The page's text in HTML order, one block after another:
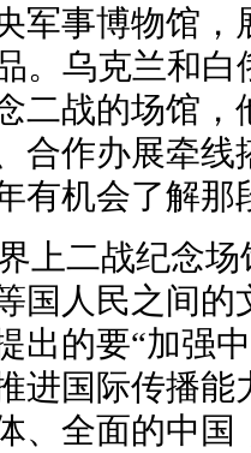
军事博物馆，
。乌克兰和
二战的场馆，
合作办展牵线
有机会了解
上二战纪念
国人民之间的
出的要“加强
进国际传播能
、全面的中国